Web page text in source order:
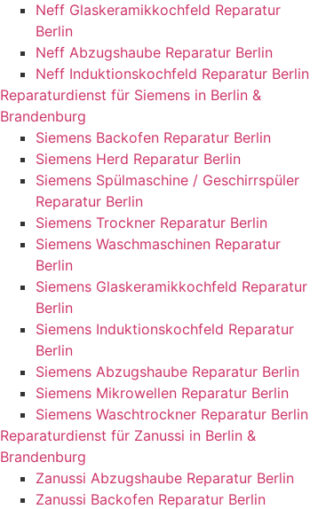
Neff Glaskeramikkochfeld Reparatur
Berlin
Neff Abzugshaube Reparatur Berlin
Neff Induktionskochfeld Reparatur Berlin
Reparaturdienst für Siemens in Berlin &
Brandenburg
Siemens Backofen Reparatur Berlin
Siemens Herd Reparatur Berlin
Siemens Spülmaschine / Geschirrspüler
Reparatur Berlin
Siemens Trockner Reparatur Berlin
Siemens Waschmaschinen Reparatur
Berlin
Siemens Glaskeramikkochfeld Reparatur
Berlin
Siemens Induktionskochfeld Reparatur
Berlin
Siemens Abzugshaube Reparatur Berlin
Siemens Mikrowellen Reparatur Berlin
Siemens Waschtrockner Reparatur Berlin
Reparaturdienst für Zanussi in Berlin &
Brandenburg
Zanussi Abzugshaube Reparatur Berlin
Zanussi Backofen Reparatur Berlin